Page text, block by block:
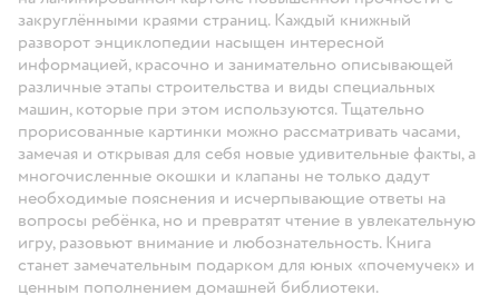
закруглёнными краями страниц. Каждый книжный
разворот энциклопедии насыщен интересной
информацией, красочно и занимательно описывающей
различные этапы строительства и виды специальных
машин, которые при этом используются. Тщательно
прорисованные картинки можно рассматривать часами,
замечая и открывая для себя новые удивительные факты, а
многочисленные окошки и клапаны не только дадут
необходимые пояснения и исчерпывающие ответы на
вопросы ребёнка, но и превратят чтение в увлекательную
игру, разовьют внимание и любознательность. Книга
станет замечательным подарком для юных «почемучек» и
ценным пополнением домашней библиотеки.